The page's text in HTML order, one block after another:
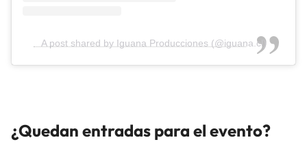
A post shared by Iguana Producciones (@iguana.cl)
¿Quedan entradas para el evento?